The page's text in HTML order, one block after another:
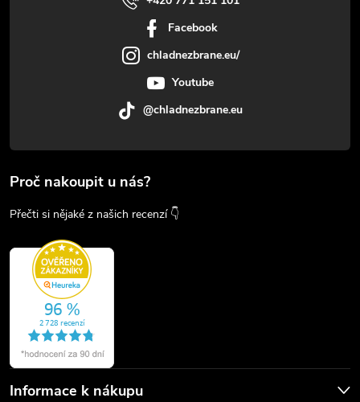
Facebook
chladnezbrane.eu/
Youtube
@chladnezbrane.eu
Proč nakoupit u nás?
Přečti si nějaké z našich recenzí 👇
Informace k nákupu